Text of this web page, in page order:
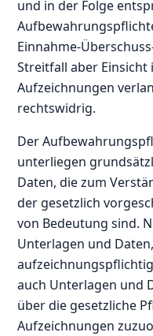
und in der Folge
Einnahme-
Streitfall aber
Aufzeichnungen
rechtswidrig.
Der
unterliegen
Daten, die zum
der gesetzlich
von Bedeutung sind.
Unterlagen und
auch Unterlagen und
über die gesetzliche
Aufzeichnungen